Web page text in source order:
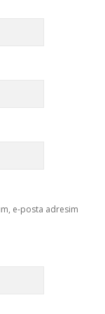
e-posta adresim